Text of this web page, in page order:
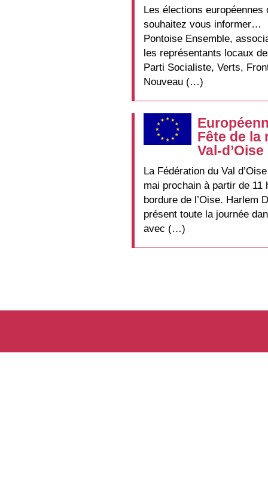
Les élections
souhaitez vous informer…
Pontoise Ensemble,
les représentants locaux
Parti Socialiste, Verts,
Nouveau (…)
Fête de la
Val-
La Fédération du Val
mai prochain à partir de
bordure de l’Oise. Harlem
présent toute la journée
avec (…)